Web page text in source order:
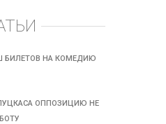
БИЛЕТОВ НА КОМЕДИЮ
ОППОЗИЦИЮ НЕ